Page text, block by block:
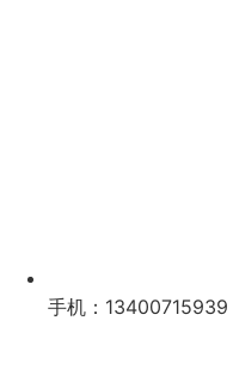
手机：13400715939